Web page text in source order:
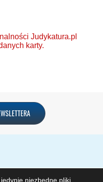
Judykatura.pl
karty.
niezbędne pliki